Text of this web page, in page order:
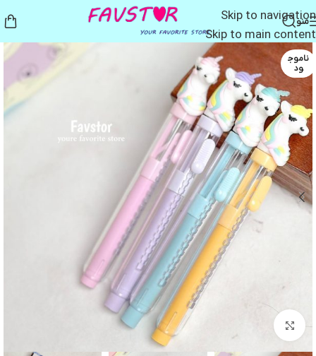
Skip to navigation
Skip to main content
منو
ناموج
ود
بزرگنمایی تصویر